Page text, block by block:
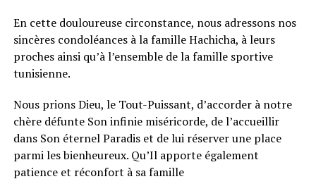
En cette douloureuse circonstance, nous adressons nos
sincères condoléances à la famille Hachicha, à leurs
proches ainsi qu’à l’ensemble de la famille sportive
tunisienne.
Nous prions Dieu, le Tout-Puissant, d’accorder à notre
chère défunte Son infinie miséricorde, de l’accueillir
dans Son éternel Paradis et de lui réserver une place
parmi les bienheureux. Qu’Il apporte également
patience et réconfort à sa famille